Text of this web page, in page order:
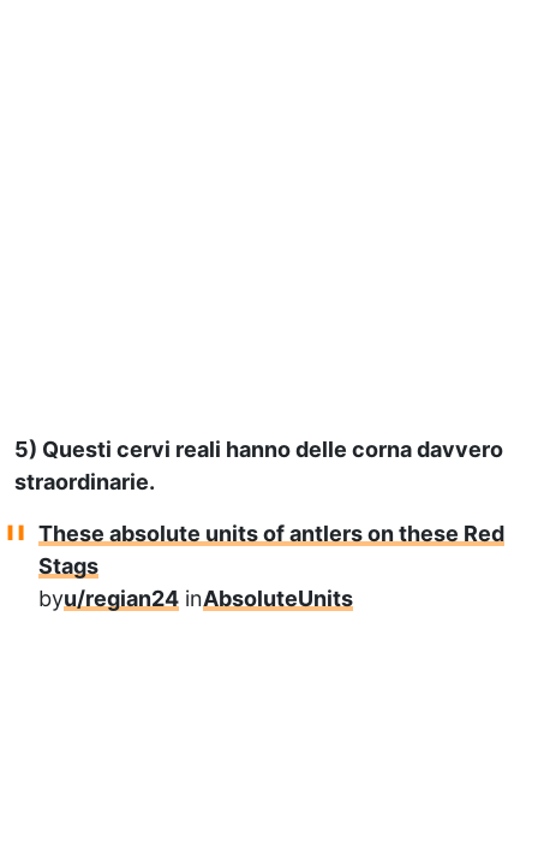
5) Questi cervi reali hanno delle corna davvero
straordinarie.
These absolute units of antlers on these Red
Stags
byu/regian24 inAbsoluteUnits